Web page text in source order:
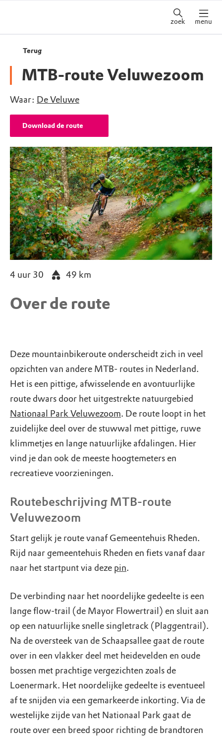
zoek menu
Terug
MTB-route Veluwezoom
Waar: De Veluwe
Download de route
4 uur 30 49 km
Over de route
Deze mountainbikeroute onderscheidt zich in veel
opzichten van andere MTB- routes in Nederland.
Het is een pittige, afwisselende en avontuurlijke
route dwars door het uitgestrekte natuurgebied
Nationaal Park Veluwezoom. De route loopt in het
zuidelijke deel over de stuwwal met pittige, ruwe
klimmetjes en lange natuurlijke afdalingen. Hier
vind je dan ook de meeste hoogtemeters en
recreatieve voorzieningen.
Routebeschrijving MTB-route
Veluwezoom
Start gelijk je route vanaf Gemeentehuis Rheden.
Rijd naar gemeentehuis Rheden en fiets vanaf daar
naar het startpunt via deze pin.
De verbinding naar het noordelijke gedeelte is een
lange flow-trail (de Mayor Flowertrail) en sluit aan
op een natuurlijke snelle singletrack (Plaggentrail).
Na de oversteek van de Schaapsallee gaat de route
over in een vlakker deel met heidevelden en oude
bossen met prachtige vergezichten zoals de
Loenermark. Het noordelijke gedeelte is eventueel
af te snijden via een gemarkeerde inkorting. Via de
westelijke zijde van het Nationaal Park gaat de
route over een breed spoor richting de brandtoren